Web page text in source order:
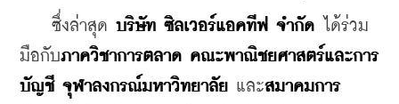
ซึ่งล่าสุด บริษัท ซิลเวอร์แอคทีฟ จำกัด ได้ร่วม
มือกับภาควิชาการตลาด คณะพาณิชยศาสตร์และการ
บัญชี จุฬาลงกรณ์มหาวิทยาลัย และสมาคมการ